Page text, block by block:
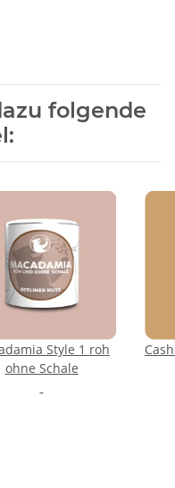
folgende
Style 1 roh
ohne Schale